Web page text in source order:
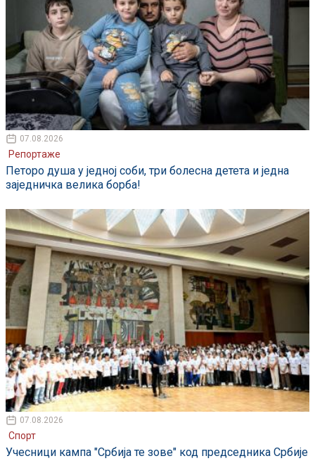
07.08.2026
Репортаже
Петоро душа у једној соби, три болесна детета и једна
заједничка велика борба!
07.08.2026
Спорт
Учесници кампа "Србија те зове" код председника Србије